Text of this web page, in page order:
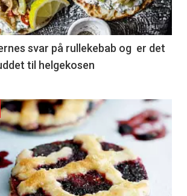
svar på rullekebab og er det
til helgekosen